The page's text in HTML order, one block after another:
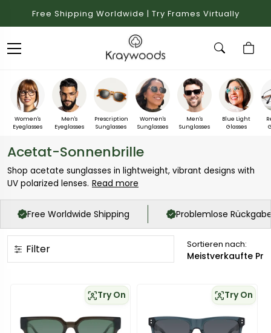
Free Shipping Worldwide | Try Frames Virtually
Women's
Eyeglasses
Men's
Eyeglasses
Prescription
Sunglasses
Women's
Sunglasses
Men's
Sunglasses
Blue Light
Glasses
Acetat-Sonnenbrille
Shop acetate sunglasses in lightweight, vibrant designs with
UV polarized lenses. Read more
Free Worldwide Shipping Problemlose
Sortieren nach:
Filter
Try On Try On